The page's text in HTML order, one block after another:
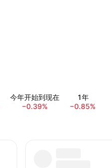
今年开始到现在
−0.39%
1年
−0.85%